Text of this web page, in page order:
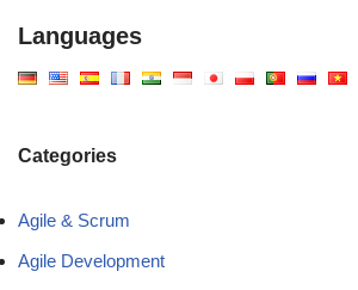
Languages
Categories
Agile & Scrum
Agile Development